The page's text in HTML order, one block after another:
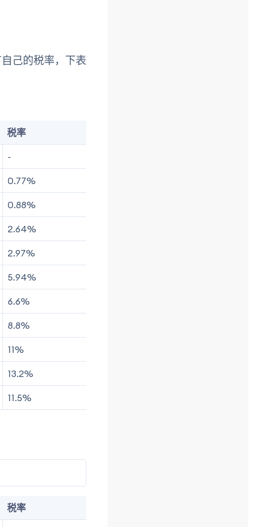
己的税率，下表
税率
-
0.77%
0.88%
2.64%
2.97%
5.94%
6.6%
8.8%
11%
13.2%
11.5%
税率